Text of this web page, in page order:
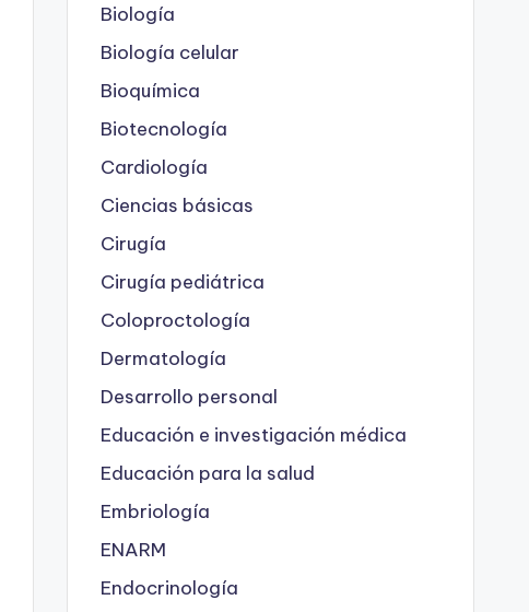
Biología
Biología celular
Bioquímica
Biotecnología
Cardiología
Ciencias básicas
Cirugía
Cirugía pediátrica
Coloproctología
Dermatología
Desarrollo personal
Educación e investigación médica
Educación para la salud
Embriología
ENARM
Endocrinología